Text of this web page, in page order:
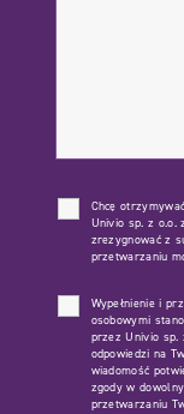
Chcę
Univio sp. z o.o.
zrezygnować z
przetwarzaniu
Wypełnienie i
osobowymi
przez Univio sp.
odpowiedzi na
wiadomość
zgody w
przetwarzaniu